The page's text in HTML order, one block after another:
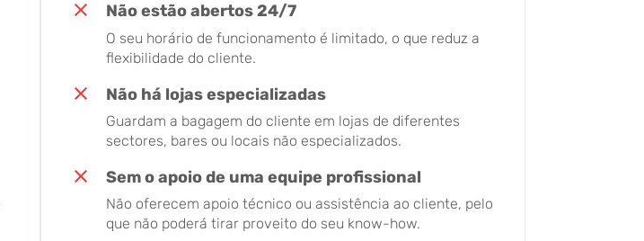
Não estão abertos 24/7
O seu horário de funcionamento é limitado, o que reduz a
flexibilidade do cliente.
Não há lojas especializadas
Guardam a bagagem do cliente em lojas de diferentes
sectores, bares ou locais não especializados.
Sem o apoio de uma equipe profissional
Não oferecem apoio técnico ou assistência ao cliente, pelo
que não poderá tirar proveito do seu know-how.